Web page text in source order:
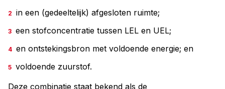
in een (gedeeltelijk) afgesloten ruimte;
een stofconcentratie tussen LEL en UEL;
en ontstekingsbron met voldoende energie; en
voldoende zuurstof.
Deze combinatie staat bekend als de